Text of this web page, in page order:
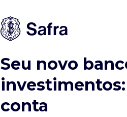
Seu novo
investimentos:
conta